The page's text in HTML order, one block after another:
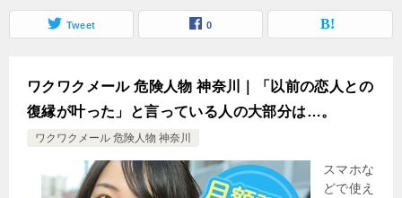
Tweet 0
ワクワクメール 危険人物 神奈川｜「以前の恋人との
復縁が叶った」と言っている人の大部分は…。
ワクワクメール 危険人物 神奈川
スマホな
どで使え